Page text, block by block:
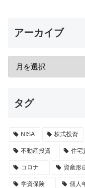
アーカイブ
タグ
NISA 株式投資
不動産投資 住宅
コロナ 資産形
学資保険 個人